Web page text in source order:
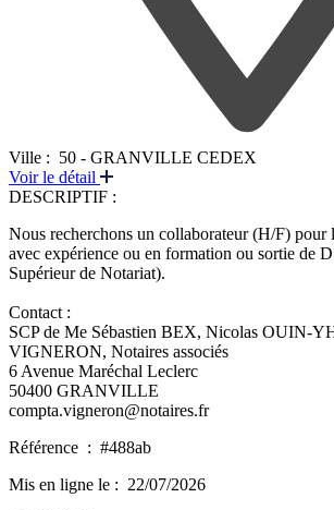
Ville : 50 - GRANVILLE CEDEX
Voir le détail
DESCRIPTIF :
Nous recherchons un collaborateur (H/F) pour
avec expérience ou en formation ou sortie de
Supérieur de Notariat).
Contact :
SCP de Me Sébastien BEX, Nicolas OUIN-
VIGNERON, Notaires associés
6 Avenue Maréchal Leclerc
50400 GRANVILLE
compta.vigneron@notaires.fr
Référence : #488ab
Mis en ligne le : 22/07/2026